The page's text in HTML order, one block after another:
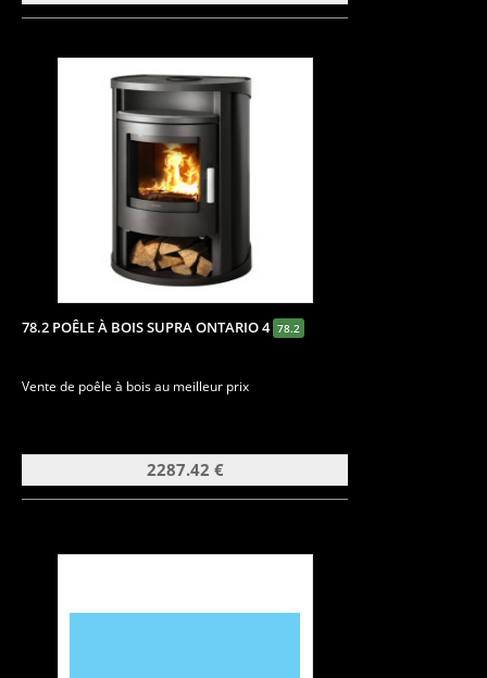
78.2 POÊLE À BOIS SUPRA ONTARIO 4 78.2
Vente de poêle à bois au meilleur prix
2287.42 €